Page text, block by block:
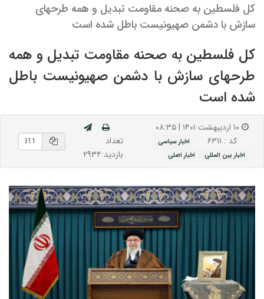
کل فلسطین به صحنه مقاومت تبدیل و همه طرحهای
سازش با دشمن صهیونیست باطل شده است
کل فلسطین به صحنه مقاومت تبدیل و همه
طرحهای سازش با دشمن صهیونیست باطل
شده است
کد : ۶۳۱۱
اخبار سیاسی
اخبار بین المللی
اخبار اصلی
تعداد
بازدید:۲۹۳۴